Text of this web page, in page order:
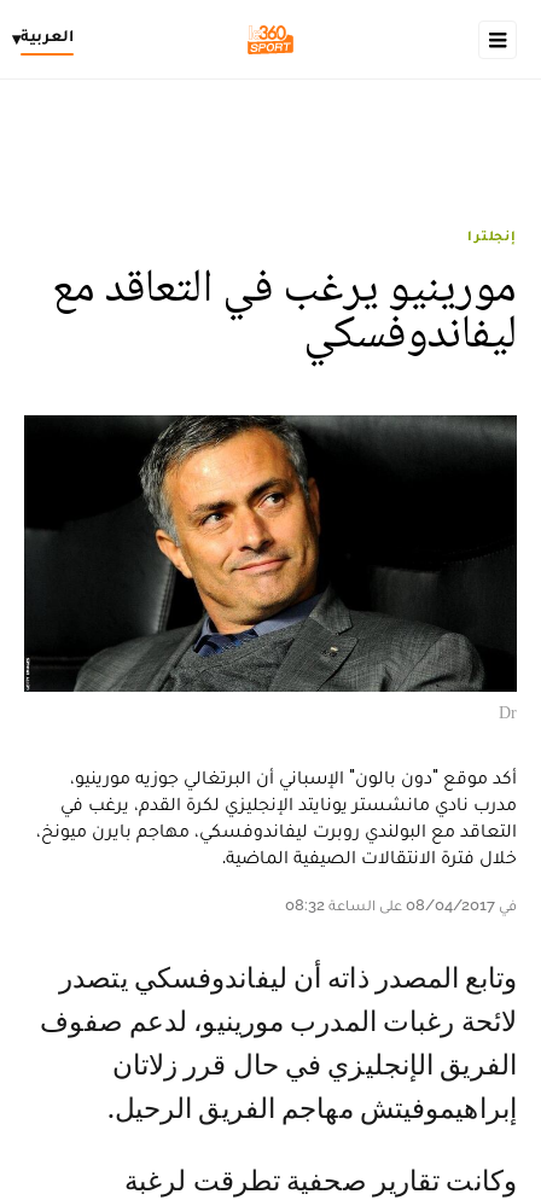
العربية▾
إنجلترا
مورينيو يرغب في التعاقد مع
ليفاندوفسكي
Dr
أكد موقع "دون بالون" الإسباني أن البرتغالي جوزيه مورينيو،
مدرب نادي مانشستر يونايتد الإنجليزي لكرة القدم، يرغب في
التعاقد مع البولندي روبرت ليفاندوفسكي، مهاجم بايرن ميونخ،
خلال فترة الانتقالات الصيفية الماضية.
في 08/04/2017 على الساعة 08:32
وتابع المصدر ذاته أن ليفاندوفسكي يتصدر
لائحة رغبات المدرب مورينيو، لدعم صفوف
الفريق الإنجليزي في حال قرر زلاتان
إبراهيموفيتش مهاجم الفريق الرحيل.
وكانت تقارير صحفية تطرقت لرغبة